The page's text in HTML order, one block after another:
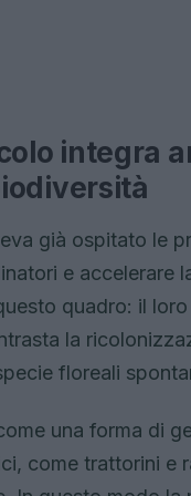
integra
già ospitato le
e accelerare
quadro: il
la
floreali
una forma di
come trattorini e